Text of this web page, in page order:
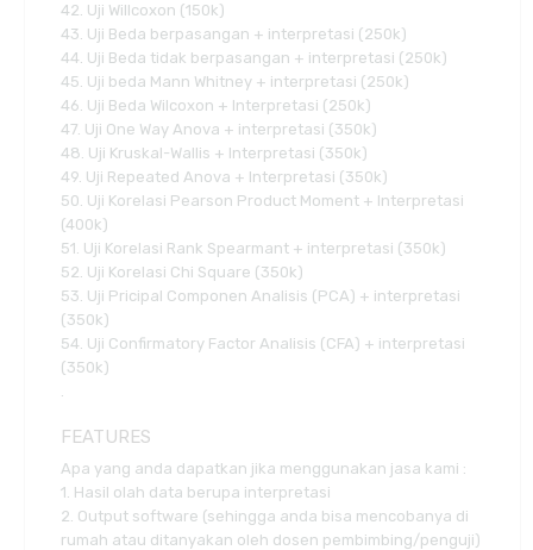
42. Uji Willcoxon (150k)
43. Uji Beda berpasangan + interpretasi (250k)
44. Uji Beda tidak berpasangan + interpretasi (250k)
45. Uji beda Mann Whitney + interpretasi (250k)
46. Uji Beda Wilcoxon + Interpretasi (250k)
47. Uji One Way Anova + interpretasi (350k)
48. Uji Kruskal-Wallis + Interpretasi (350k)
49. Uji Repeated Anova + Interpretasi (350k)
50. Uji Korelasi Pearson Product Moment + Interpretasi
(400k)
51. Uji Korelasi Rank Spearmant + interpretasi (350k)
52. Uji Korelasi Chi Square (350k)
53. Uji Pricipal Componen Analisis (PCA) + interpretasi
(350k)
54. Uji Confirmatory Factor Analisis (CFA) + interpretasi
(350k)
.
FEATURES
Apa yang anda dapatkan jika menggunakan jasa kami :
1. Hasil olah data berupa interpretasi
2. Output software (sehingga anda bisa mencobanya di
rumah atau ditanyakan oleh dosen pembimbing/penguji)